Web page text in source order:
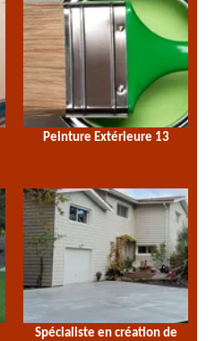
Peinture Extérieure 13
Spécialiste en création de